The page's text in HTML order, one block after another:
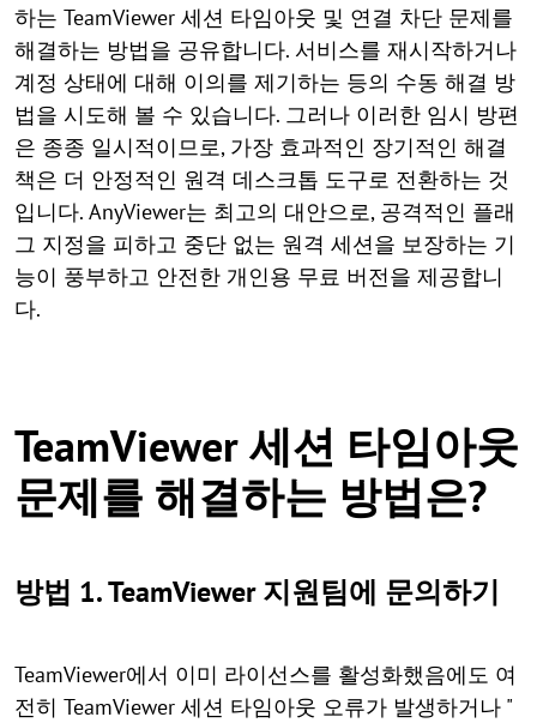
하는 TeamViewer 세션 타임아웃 및 연결 차단 문제를
해결하는 방법을 공유합니다. 서비스를 재시작하거나
계정 상태에 대해 이의를 제기하는 등의 수동 해결 방
법을 시도해 볼 수 있습니다. 그러나 이러한 임시 방편
은 종종 일시적이므로, 가장 효과적인 장기적인 해결
책은 더 안정적인 원격 데스크톱 도구로 전환하는 것
입니다. AnyViewer는 최고의 대안으로, 공격적인 플래
그 지정을 피하고 중단 없는 원격 세션을 보장하는 기
능이 풍부하고 안전한 개인용 무료 버전을 제공합니
다.
TeamViewer 세션 타임아웃
문제를 해결하는 방법은?
방법 1. TeamViewer 지원팀에 문의하기
TeamViewer에서 이미 라이선스를 활성화했음에도 여
전히 TeamViewer 세션 타임아웃 오류가 발생하거나 "